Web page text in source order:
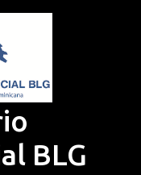
BLG